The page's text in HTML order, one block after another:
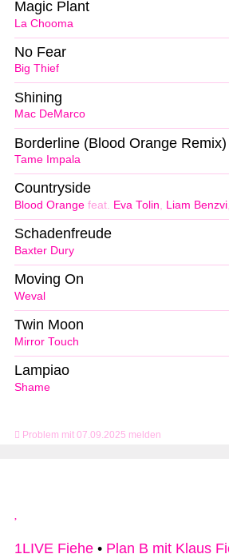
Problem mit 07.09.2025 melden
La Chooma
Magic Plant
Big Thief
No Fear
Mac DeMarco
Shining
Tame Impala
Borderline (Blood Orange Remix)
Blood Orange feat. Eva Tolin, Liam Benzvi,
Countryside
Baxter Dury
Schadenfreude
Weval
Moving On
Mirror Touch
Twin Moon
Shame
Lampiao
1LIVE Fiehe • Plan B mit Klaus